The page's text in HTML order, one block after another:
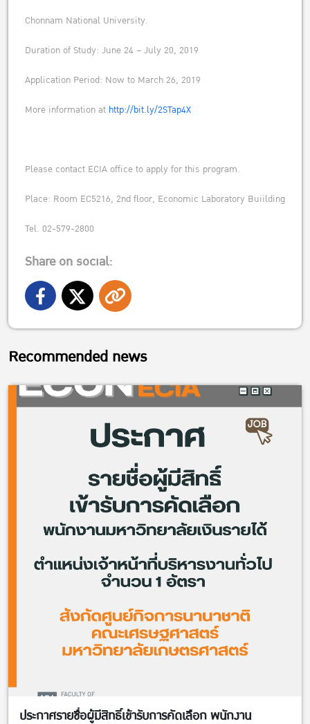
Chonnam National University.
Duration of Study: June 24 – July 20, 2019
Application Period: Now to March 26, 2019
More information at http://bit.ly/2STap4X
Please contact ECIA office to apply for this program.
Place: Room EC5216, 2nd floor, Economic Laboratory Buiilding
Tel. 02-579-2800
Share on social:
Recommended news
ประกาศรายชื่อผู้มีสิทธิ์เข้ารับการคัดเลือก พนักงาน